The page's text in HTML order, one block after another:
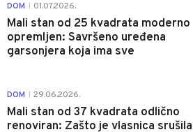
DOM 01.07.2026.
Mali stan od 25 kvadrata moderno
opremljen: Savršeno uređena
garsonjera koja ima sve
DOM 29.06.2026.
Mali stan od 37 kvadrata odlično
renoviran: Zašto je vlasnica srušila